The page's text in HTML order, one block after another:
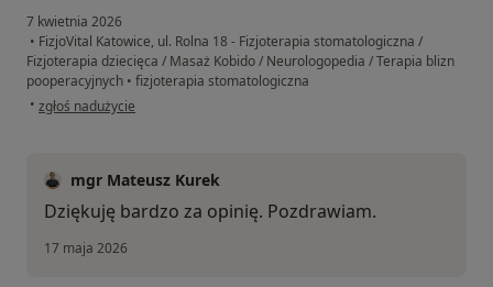
7 kwietnia 2026
• FizjoVital Katowice, ul. Rolna 18 - Fizjoterapia stomatologiczna /
Fizjoterapia dziecięca / Masaż Kobido / Neurologopedia / Terapia blizn
pooperacyjnych • fizjoterapia stomatologiczna
• w opinii użytkownika Kinga
zgłoś nadużycie
mgr Mateusz Kurek
Dziękuję bardzo za opinię. Pozdrawiam.
17 maja 2026